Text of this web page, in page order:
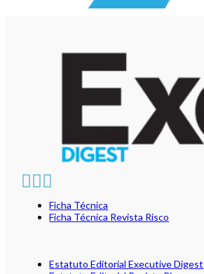
Ficha Técnica
Ficha Técnica Revista Risco
Estatuto Editorial Executive Digest